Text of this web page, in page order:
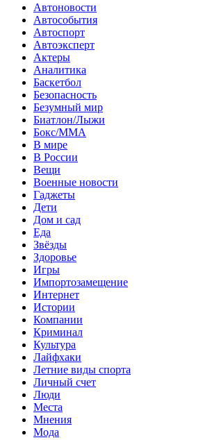
Автоновости
Автособытия
Автоспорт
Автоэксперт
Актеры
Аналитика
Баскетбол
Безопасность
Безумный мир
Биатлон/Лыжи
Бокс/MMA
В мире
В России
Вещи
Военные новости
Гаджеты
Дети
Дом и сад
Еда
Звёзды
Здоровье
Игры
Импортозамещение
Интернет
Истории
Компании
Криминал
Культура
Лайфхаки
Летние виды спорта
Личный счет
Люди
Места
Мнения
Мода